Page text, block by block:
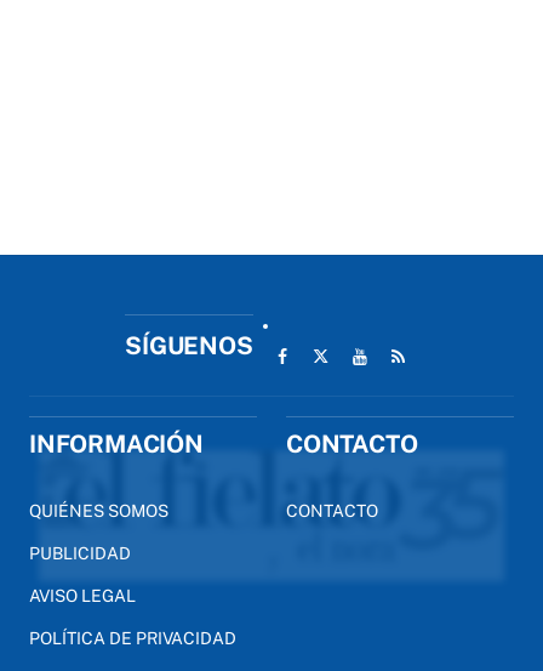
SÍGUENOS
INFORMACIÓN
QUIÉNES SOMOS
PUBLICIDAD
AVISO LEGAL
POLÍTICA DE PRIVACIDAD
CONTACTO
CONTACTO